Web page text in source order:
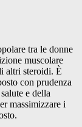
tra le donne
muscolare
altri steroidi. È
con prudenza
e della
massimizzare i